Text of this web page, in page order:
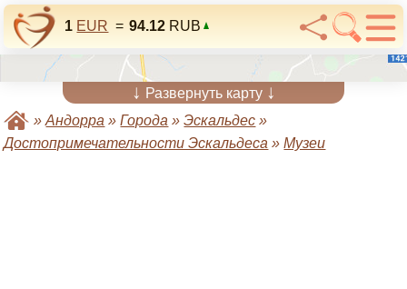
1 EUR = 94.12 RUB
↓ Развернуть карту ↓
»Андорра »Города »Эскальдес »
Достопримечательности Эскальдеса »Музеи